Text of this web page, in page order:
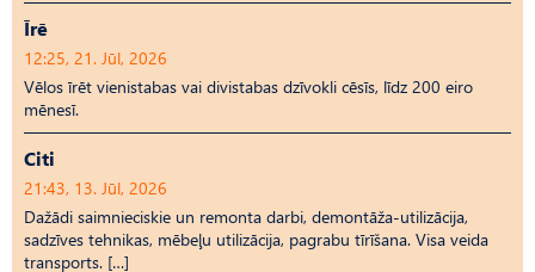
Īrē
12:25, 21. Jūl, 2026
Vēlos īrēt vienistabas vai divistabas dzīvokli cēsīs, līdz 200 eiro
mēnesī.
Citi
21:43, 13. Jūl, 2026
Dažādi saimnieciskie un remonta darbi, demontāža-utilizācija,
sadzīves tehnikas, mēbeļu utilizācija, pagrabu tīrīšana. Visa veida
transports. […]